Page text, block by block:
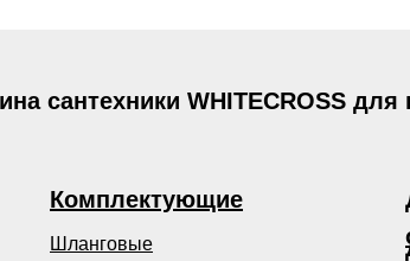
Комплектующие
Шланговые
сантехники WHITECROSS